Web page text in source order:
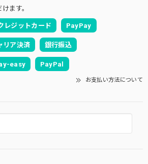
ます。
レジットカード PayPay
リア決済 銀行振込
easy PayPal
お支払い方法について